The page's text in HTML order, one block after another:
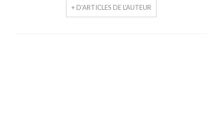
+ D'ARTICLES DE L'AUTEUR